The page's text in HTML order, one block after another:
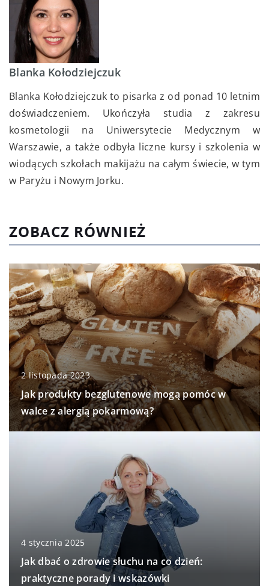
Blanka Kołodziejczuk
Blanka Kołodziejczuk to pisarka z od ponad 10 letnim
doświadczeniem. Ukończyła studia z zakresu
kosmetologii na Uniwersytecie Medycznym w
Warszawie, a także odbyła liczne kursy i szkolenia w
wiodących szkołach makijażu na całym świecie, w tym
w Paryżu i Nowym Jorku.
ZOBACZ RÓWNIEŻ
2 listopada 2023
Jak produkty bezglutenowe mogą pomóc w
walce z alergią pokarmową?
4 stycznia 2025
Jak dbać o zdrowie słuchu na co dzień:
praktyczne porady i wskazówki